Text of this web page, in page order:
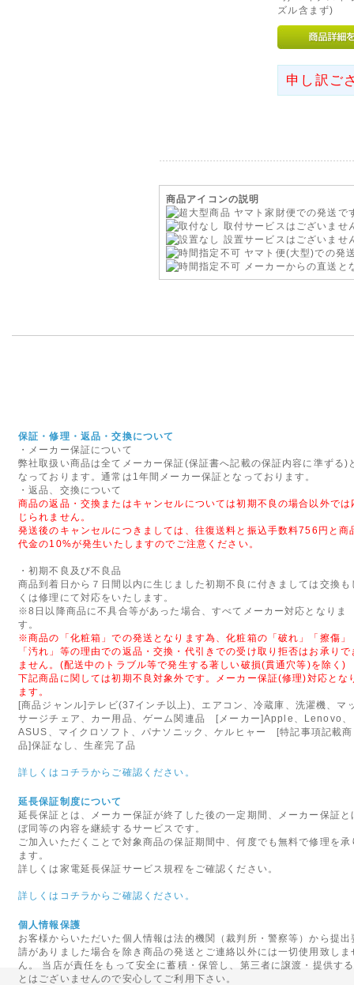
当店での交換やご返金、修理
注意くださいませ。
初期不良を含め商品に不具合
センターへご連絡をお願いいた
誠に勝手ながら、お振込先の「
い。
以降にご注文のお客様は「楽天
ださいませ。
2013年02月15日
合は、ご注文それぞれに手数料
2014年08月19日
◇当店お振込先銀行の取り
たします。
2013年02月20日
フリーメール(Yahoo)、ocnメ
は、当店からのメールがお届け
ちらをご参照いただき、受信設
2012年03月30日
2012年03月30日
◇ご入力頂きまますメール
ヤフー様のフリーメール(ドメ
事例を確認しております。
ますようよろしくお願いいたし
2012年03月30日
ズル含まず)
申し訳ご
商品アイコンの説明
ヤマト家財便での発送で
取付サービスはございませ
設置サービスはございませ
ヤマト便(大型)での発
メーカーからの直送と
保証・修理・返品・交換について
・メーカー保証について
弊社取扱い商品は全てメーカー保証(保証書へ記載の保証内容に準ずる)
なっております。通常は1年間メーカー保証となっております。
・返品、交換について
商品の返品・交換またはキャンセルについては初期不良の場合以外では
じられません。
発送後のキャンセルにつきましては、往復送料と振込手数料756円と商
代金の10%が発生いたしますのでご注意ください。
・初期不良及び不良品
商品到着日から７日間以内に生じました初期不良に付きましては交換も
くは修理にて対応をいたします。
※8日以降商品に不具合等があった場合、すべてメーカー対応となりま
す。
※商品の「化粧箱」での発送となります為、化粧箱の「破れ」「擦傷」
「汚れ」等の理由での返品・交換・代引きでの受け取り拒否はお承りで
ません。(配送中のトラブル等で発生する著しい破損(貫通穴等)を除く)
下記商品に関しては初期不良対象外です。メーカー保証(修理)対応とな
ます。
[商品ジャンル]テレビ(37インチ以上)、エアコン、冷蔵庫、洗濯機、マ
サージチェア、カー用品、ゲーム関連品 [メーカー]Apple、Lenovo、
ASUS、マイクロソフト、パナソニック、ケルヒャー [特記事項記載商
品]保証なし、生産完了品
詳しくはコチラからご確認ください。
延長保証制度について
延長保証とは、メーカー保証が終了した後の一定期間、メーカー保証と
ぼ同等の内容を継続するサービスです。
ご加入いただくことで対象商品の保証期間中、何度でも無料で修理を承
ます。
詳しくは家電延長保証サービス規程をご確認ください。
詳しくはコチラからご確認ください。
個人情報保護
お客様からいただいた個人情報は法的機関（裁判所・警察等）から提出
請がありました場合を除き商品の発送とご連絡以外には一切使用致しま
ん。 当店が責任をもって安全に蓄積・保管し、第三者に譲渡・提供す
とはございませんので安心してご利用下さい。